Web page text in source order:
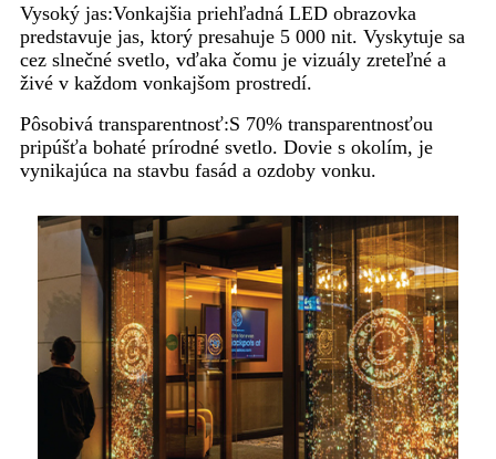
Vysoký jas:Vonkajšia priehľadná LED obrazovka
predstavuje jas, ktorý presahuje 5 000 nit. Vyskytuje sa
cez slnečné svetlo, vďaka čomu je vizuály zreteľné a
živé v každom vonkajšom prostredí.
Pôsobivá transparentnosť:S 70% transparentnosťou
pripúšťa bohaté prírodné svetlo. Dovie s okolím, je
vynikajúca na stavbu fasád a ozdoby vonku.